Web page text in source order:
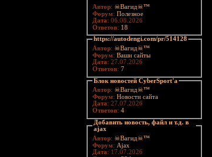
Автор: ☠Вагид☠™
Форум: Полезное
Дата: 06.08.2026
Ответов: 18
https://autodengi.com/pr/514128
Автор: ☠Вагид☠™
Форум: Ваши сайты
Дата: 27.07.2026
Ответов: 7
Блок новостей CyberSport'a
Автор: ☠Вагид☠™
Форум: Новости сайта
Дата: 27.07.2026
Ответов: 4
Добавить новость, файл и т.д. в
ajax
Автор: ☠Вагид☠™
Форум: Ajax
Дата: 17.07.2026